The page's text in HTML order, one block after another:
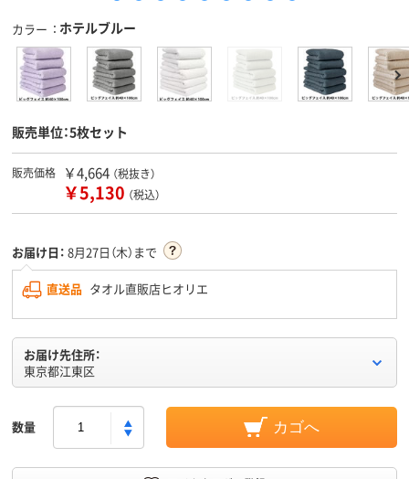
カラー ホテルブルー
販売単位：5枚セット
販売価格 ￥4,664 （税抜き）
￥5,130 （税込）
お届け日： 8月27日（木）まで
直送品 タオル直販店ヒオリエ
お届け先住所：
東京都江東区
数量 カゴへ